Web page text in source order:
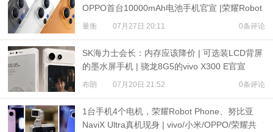
OPPO首台10000mAh电池手机官宣 |荣耀Robot
Phone定档
量衡 07月27日 20:11 0条评论
SK海力士会长：内存应该降价 | 可选装LCD背屏
的墨水屏手机 | 骁龙8G5的vivo X300 E官宣
布朗 07月20日 21:52 0条评论
1台手机4个电机，荣耀Robot Phone、努比亚
NaviX Ultra真机现身 | vivo/小米/OPPO/荣耀共